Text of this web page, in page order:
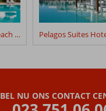
Mitsis Ramira Beach Hotel
BEL NU ONS CONTACT